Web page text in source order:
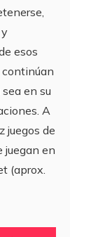
esos
en su
A
juegos de
juegan en
(aprox.